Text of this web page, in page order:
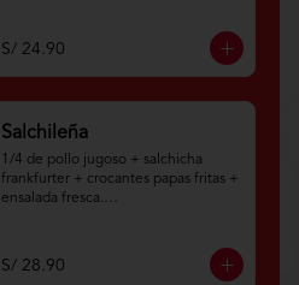
n.com/TYCGenerales
S/ 24.90
Salchileña
1/4 de pollo jugoso + salchicha
frankfurter + crocantes papas fritas +
ensalada fresca.
condiciones.https://www.lenaycarbo
n.com/TYCGenerales
S/ 28.90